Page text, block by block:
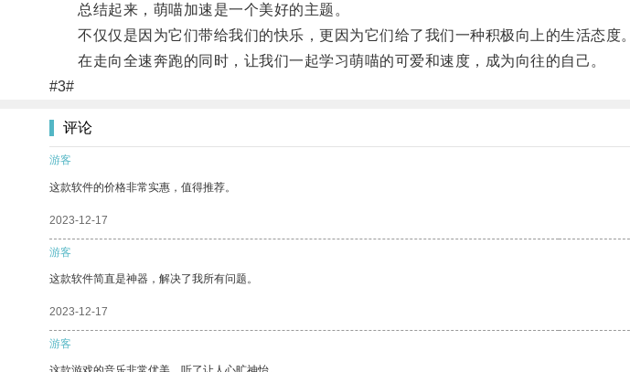
总结起来，萌喵加速是一个美好的主题。
不仅仅是因为它们带给我们的快乐，更因为它们给了我们一种积极向上的生活态度。
在走向全速奔跑的同时，让我们一起学习萌喵的可爱和速度，成为向往的自己。
#3#
评论
游客
这款软件的价格非常实惠，值得推荐。
2023-12-17
游客
这款软件简直是神器，解决了我所有问题。
2023-12-17
游客